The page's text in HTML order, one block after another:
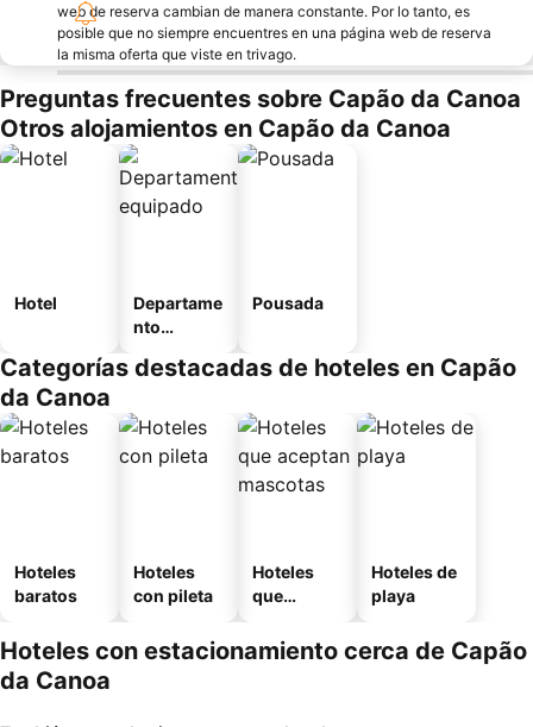
web de reserva cambian de manera constante. Por lo tanto, es
posible que no siempre encuentres en una página web de reserva
la misma oferta que viste en trivago.
Preguntas frecuentes sobre Capão da Canoa
Otros alojamientos en Capão da Canoa
Hotel
Departame
nto
Pousada
Categorías destacadas de hoteles en Capão
da Canoa
Hoteles
baratos
Hoteles
con pileta
Hoteles
que
mascotas
Hoteles de
playa
Hoteles con estacionamiento cerca de Capão
da Canoa